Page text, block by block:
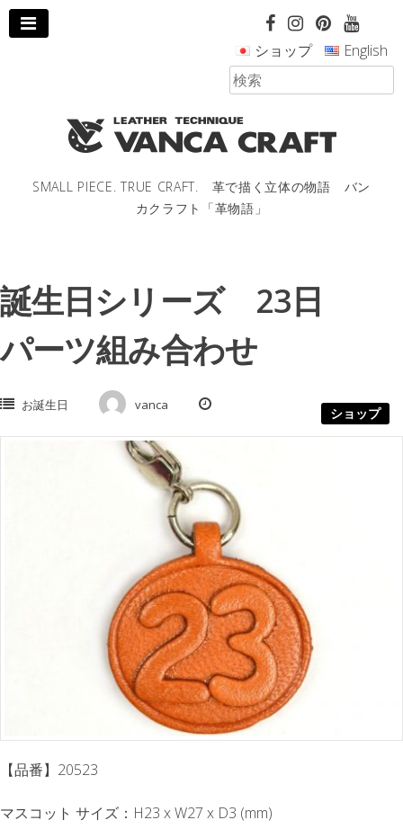
コ
ン
SMALL PIECE. TRUE CRAFT. 革で描く立体の物語 バン
カクラフト「革物語」
ショップ English
誕生日シリーズ 23日
パーツ組み合わせ
ショップ
お誕生日 vanca
【品番】20523
マスコット サイズ：H23 x W27 x D3 (mm)